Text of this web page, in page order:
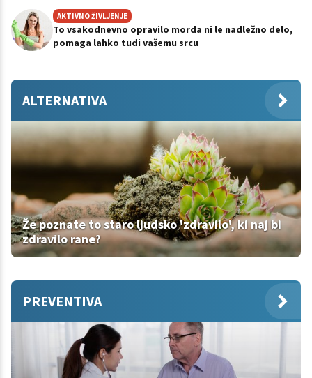
AKTIVNO ŽIVLJENJE
To vsakodnevno opravilo morda ni le nadležno delo,
pomaga lahko tudi vašemu srcu
ALTERNATIVA
Že poznate to staro ljudsko 'zdravilo', ki naj bi
zdravilo rane?
PREVENTIVA